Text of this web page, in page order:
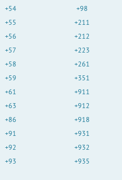
+54
+55
+56
+57
+58
+59
+61
+63
+86
+91
+92
+93
+98
+211
+212
+223
+261
+351
+911
+912
+918
+931
+932
+935